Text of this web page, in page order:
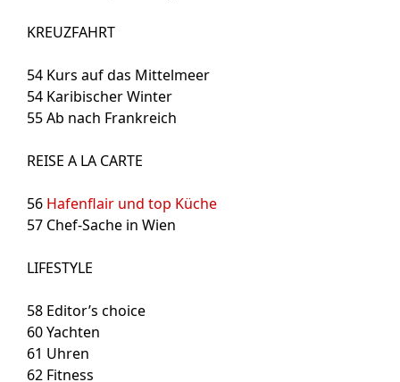
KREUZFAHRT
54 Kurs auf das Mittelmeer
54 Karibischer Winter
55Ab nach Frankreich
REISE A LA CARTE
56 Hafenflair und top Küche
57 Chef-Sache in Wien
LIFESTYLE
58 Editor’s choice
60Yachten
61 Uhren
62 Fitness